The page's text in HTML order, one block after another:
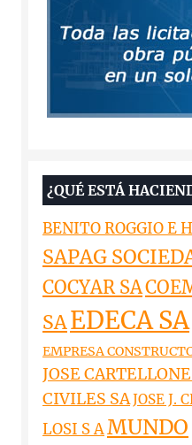
¿QUÉ ESTÁ
BENITO ROGGIO E
SAPAG
COCYAR SA
SAEDECA SA
EMPRESA
JOSE
CIVILES SAJOSE J.
LOSI S AMUNDO